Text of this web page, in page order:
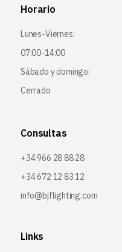
Horario
Lunes-Viernes:
07:00-14:00
Sábado y domingo:
Cerrado
Consultas
+34 966 28 88 28
+34 672 12 83 12
info@bjflighting.com
Links